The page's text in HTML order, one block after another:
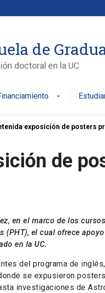
de
doctoral en la UC
exposición de posters
de
en el marco de los
(PHT), el cual ofrece
en la UC.
del programa de
se expusieron
investigaciones de